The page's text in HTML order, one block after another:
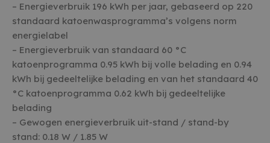
– Energieverbruik 196 kWh per jaar, gebaseerd op 220
standaard katoenwasprogramma’s volgens norm
energielabel
– Energieverbruik van standaard 60 °C
katoenprogramma 0.95 kWh bij volle belading en 0.94
kWh bij gedeeltelijke belading en van het standaard 40
°C katoenprogramma 0.62 kWh bij gedeeltelijke
belading
– Gewogen energieverbruik uit-stand / stand-by
stand: 0.18 W / 1.85 W